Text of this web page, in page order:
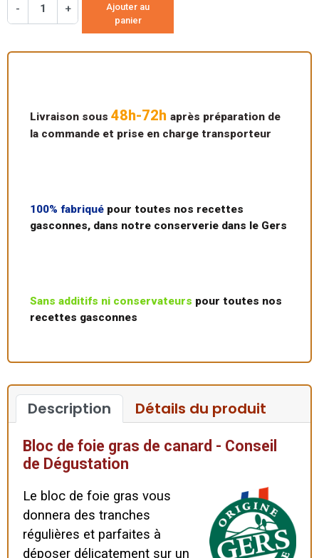
- +
Ajouter au
panier
Livraison sous 48h-72h après préparation de
la commande et prise en charge transporteur
100% fabriqué pour toutes nos recettes
gasconnes, dans notre conserverie dans le Gers
Sans additifs ni conservateurs pour toutes nos
recettes gasconnes
Description Détails du produit
Bloc de foie gras de canard - Conseil
de Dégustation
Le bloc de foie gras vous
donnera des tranches
régulières et parfaites à
déposer délicatement sur un